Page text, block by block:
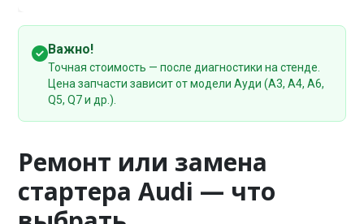
Важно!
Точная стоимость — после диагностики на стенде.
Цена запчасти зависит от модели Ауди (A3, A4, A6,
Q5, Q7 и др.).
Ремонт или замена
стартера Audi — что